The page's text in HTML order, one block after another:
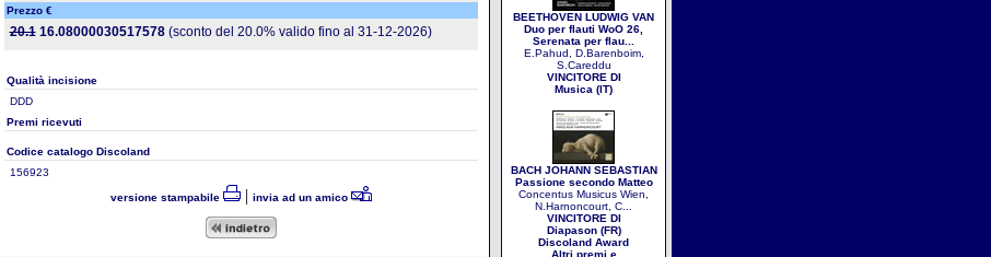
Prezzo €
20.1 16.08000030517578(sconto del 20.0% valido fino al 31-12-2026)
Qualità incisione
DDD
Premi ricevuti
Codice catalogo Discoland
156923
versione stampabile | invia ad un amico
BEETHOVEN LUDWIG VAN
Duo per flauti WoO 26,
Serenata per flau...
E.Pahud, D.Barenboim,
S.Careddu
VINCITORE DI
Musica (IT)
BACH JOHANN SEBASTIAN
Passione secondo Matteo
Concentus Musicus Wien,
N.Harnoncourt, C...
VINCITORE DI
Diapason (FR)
Discoland Award
Altri premi e